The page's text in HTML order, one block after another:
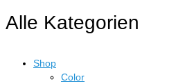
€324,50
Alle Kategorien
Shop
Color